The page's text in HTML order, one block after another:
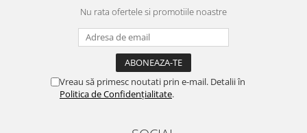
Nu rata ofertele si promotiile noastre
Vreau să primesc noutati prin e-mail. Detalii în
Politica de Confidențialitate.